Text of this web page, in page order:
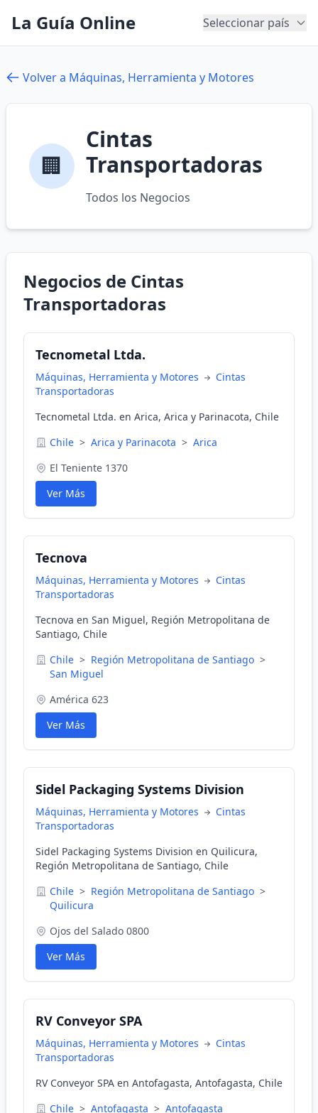
La Guía Online Seleccionar país
Volver a Máquinas, Herramienta y Motores
🏢
Cintas
Transportadoras
Todos los Negocios
Negocios de Cintas
Transportadoras
Tecnometal Ltda.
Máquinas, Herramienta y Motores
Cintas
Transportadoras
Tecnometal Ltda. en Arica, Arica y Parinacota, Chile
Chile > Arica y Parinacota > Arica
El Teniente 1370
Ver Más
Tecnova
Máquinas, Herramienta y Motores
Cintas
Transportadoras
Tecnova en San Miguel, Región Metropolitana de
Santiago, Chile
Chile > Región Metropolitana de Santiago >
San Miguel
América 623
Ver Más
Sidel Packaging Systems Division
Máquinas, Herramienta y Motores
Cintas
Transportadoras
Sidel Packaging Systems Division en Quilicura,
Región Metropolitana de Santiago, Chile
Chile > Región Metropolitana de Santiago >
Quilicura
Ojos del Salado 0800
Ver Más
RV Conveyor SPA
Máquinas, Herramienta y Motores
Cintas
Transportadoras
RV Conveyor SPA en Antofagasta, Antofagasta, Chile
Chile > Antofagasta > Antofagasta